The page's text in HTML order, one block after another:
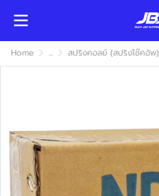
Home ... สปริงคอลย์ (สปริงโช๊คอัพ)